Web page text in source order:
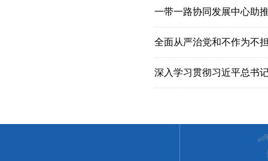
一带一路协同发展中心助
全面从严治党和不作为不